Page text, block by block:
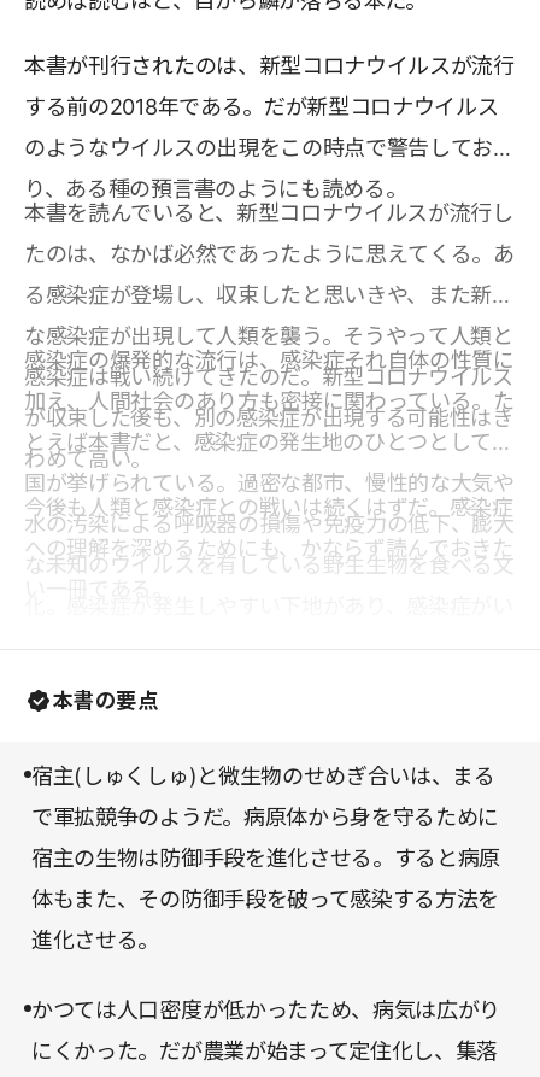
本書が刊行されたのは、新型コロナウイルスが流行
する前の2018年である。だが新型コロナウイルス
のようなウイルスの出現をこの時点で警告してお
り、ある種の預言書のようにも読める。
本書を読んでいると、新型コロナウイルスが流行し
たのは、なかば必然であったように思えてくる。あ
る感染症が登場し、収束したと思いきや、また新た
な感染症が出現して人類を襲う。そうやって人類と
感染症は戦い続けてきたのだ。新型コロナウイルス
が収束した後も、別の感染症が出現する可能性はき
わめて高い。
感染症の爆発的な流行は、感染症それ自体の性質に
加え、人間社会のあり方も密接に関わっている。た
とえば本書だと、感染症の発生地のひとつとして中
国が挙げられている。過密な都市、慢性的な大気や
水の汚染による呼吸器の損傷や免疫力の低下、膨大
な未知のウイルスを有している野生生物を食べる文
つ発生してもおかしくない状態だという。そしてま
さしく、著者の懸念は的中するのであった。
今後も人類と感染症との戦いは続くはずだ。感染症
への理解を深めるためにも、かならず読んでおきた
本書の要点
宿主(しゅくしゅ)と微生物のせめぎ合いは、まる
で軍拡競争のようだ。病原体から身を守るために
宿主の生物は防御手段を進化させる。すると病原
体もまた、その防御手段を破って感染する方法を
進化させる。
かつては人口密度が低かったため、病気は広がり
にくかった。だが農業が始まって定住化し、集落